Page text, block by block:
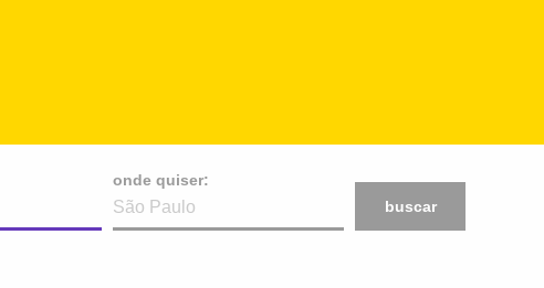
onde quiser:
buscar